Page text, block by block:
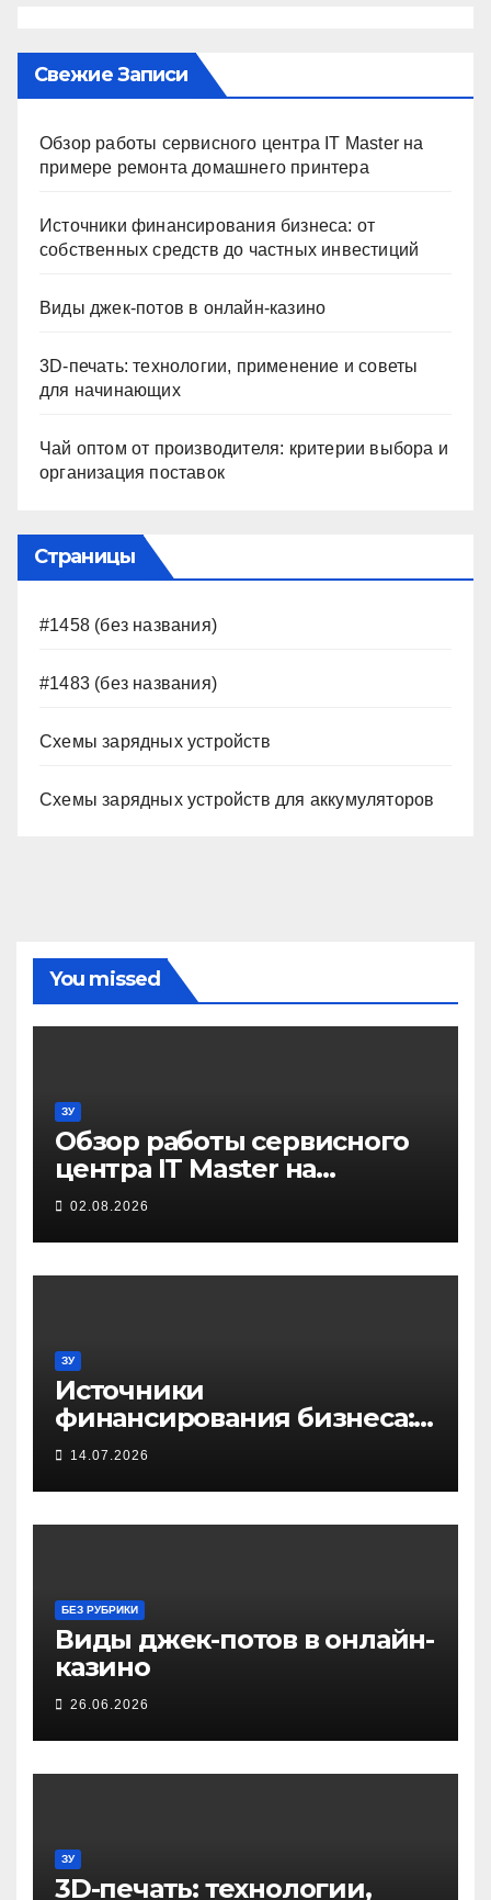
Свежие Записи
Обзор работы сервисного центра IT Master на
примере ремонта домашнего принтера
Источники финансирования бизнеса: от
собственных средств до частных инвестиций
Виды джек-потов в онлайн-казино
3D-печать: технологии, применение и советы
для начинающих
Чай оптом от производителя: критерии выбора и
организация поставок
Страницы
#1458 (без названия)
#1483 (без названия)
Схемы зарядных устройств
Схемы зарядных устройств для аккумуляторов
You missed
ЗУ
Обзор работы сервисного
центра IT Master на
примере ремонта
02.08.2026
ЗУ
Источники
финансирования бизнеса:
от собственных средств до
14.07.2026
БЕЗ РУБРИКИ
Виды джек-потов в онлайн-
казино
26.06.2026
ЗУ
3D-печать: технологии,